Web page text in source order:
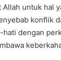
untuk hal
konflik
dengan